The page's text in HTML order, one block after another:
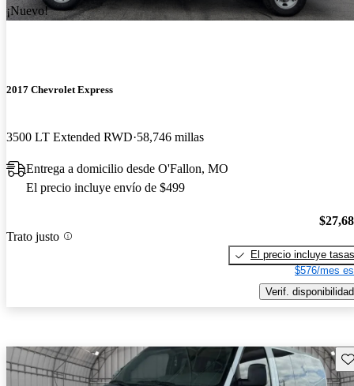
¡Nuevo!
2017 Chevrolet Express
3500 LT Extended RWD 58,746 millas
Entrega a domicilio desde O'Fallon, MO
El precio incluye envío de $499
Trato justo
El precio incluye tasas
$576/mes
Verif. disponibilidad